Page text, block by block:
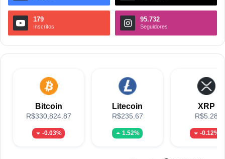
179
Inscritos
95.732
Seguidores
Bitcoin
R$330,824.87
-0.03%
Litecoin
R$235.67
1.52%
XRP
R$5.28
-0.12%